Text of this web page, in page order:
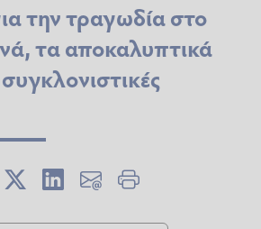
την τραγωδία στο
τα αποκαλυπτικά